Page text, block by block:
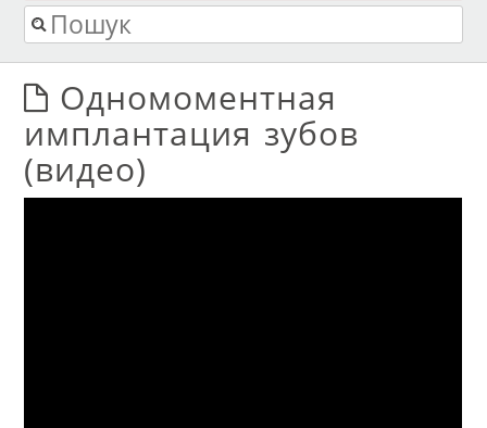
Перейти до змісту
Пошук
Одномоментная
имплантация зубов
(видео)